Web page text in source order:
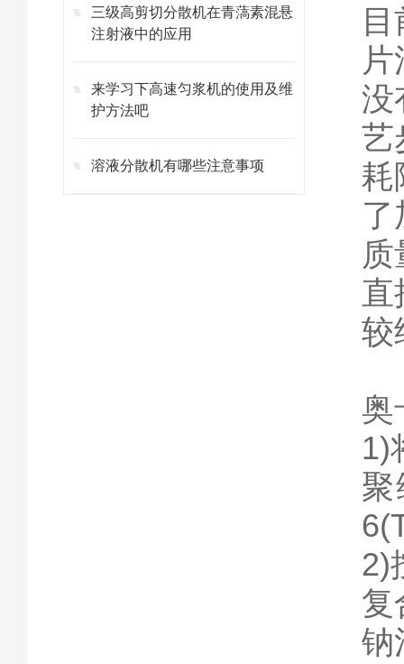
三级高剪切分散机在青薃素混悬
注射液中的应用
来学习下高速匀浆机的使用及维
护方法吧
溶液分散机有哪些注意事项
没
艺
耗
直
较
奥
1)
聚
2)
复
钠